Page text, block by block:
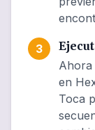
3
Ahora
en
Toca